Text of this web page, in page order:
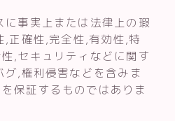
に事実上または法律上の瑕
,正確性,完全性,有効性,特
,セキュリティなどに関す
グ,権利侵害などを含みま
保証するものではありま